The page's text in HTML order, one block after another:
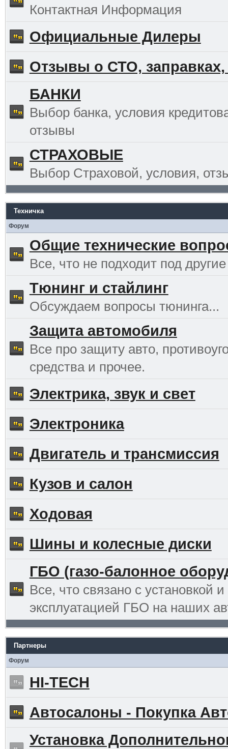
Контактная Информация
Официальные Дилеры
Отзывы о СТО, заправках,
БАНКИ
Выбор банка, условия
отзывы
СТРАХОВЫЕ
Выбор Страховой, условия,
Техничка
Форум
Общие технические
Все, что не подходит под другие
Тюнинг и стайлинг
Обсуждаем вопросы тюнинга...
Защита автомобиля
Все про защиту авто,
средства и прочее.
Электрика, звук и свет
Электроника
Двигатель и трансмиссия
Кузов и салон
Ходовая
Шины и колесные диски
ГБО (газо-балонное
Все, что связано с установкой и
эксплуатацией ГБО на наших
Партнеры
Форум
HI-TECH
Автосалоны - Покупка
Установка